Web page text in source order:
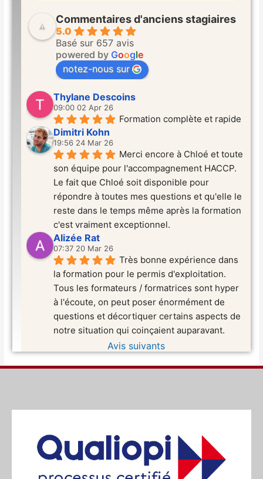
Commentaires d'anciens stagiaires
5.0
Basé sur 657 avis
powered by Google
notez-nous sur
Thylane Descoins
09:00 02 Apr 26
Formation complète et rapide
Dimitri Kohn
19:56 24 Mar 26
Merci encore à Chloé et toute
son équipe pour l'accompagnement HACCP.
Le fait que Chloé soit disponible pour
répondre à toutes mes questions et qu'elle le
reste dans le temps même après la formation
c'est vraiment exceptionnel.
Alizée Rat
07:37 20 Mar 26
Très bonne expérience dans
la formation pour le permis d'exploitation.
Tous les formateurs / formatrices sont hyper
à l'écoute, on peut poser énormément de
questions et décortiquer certains aspects de
notre situation qui coinçaient auparavant.
Avis suivants